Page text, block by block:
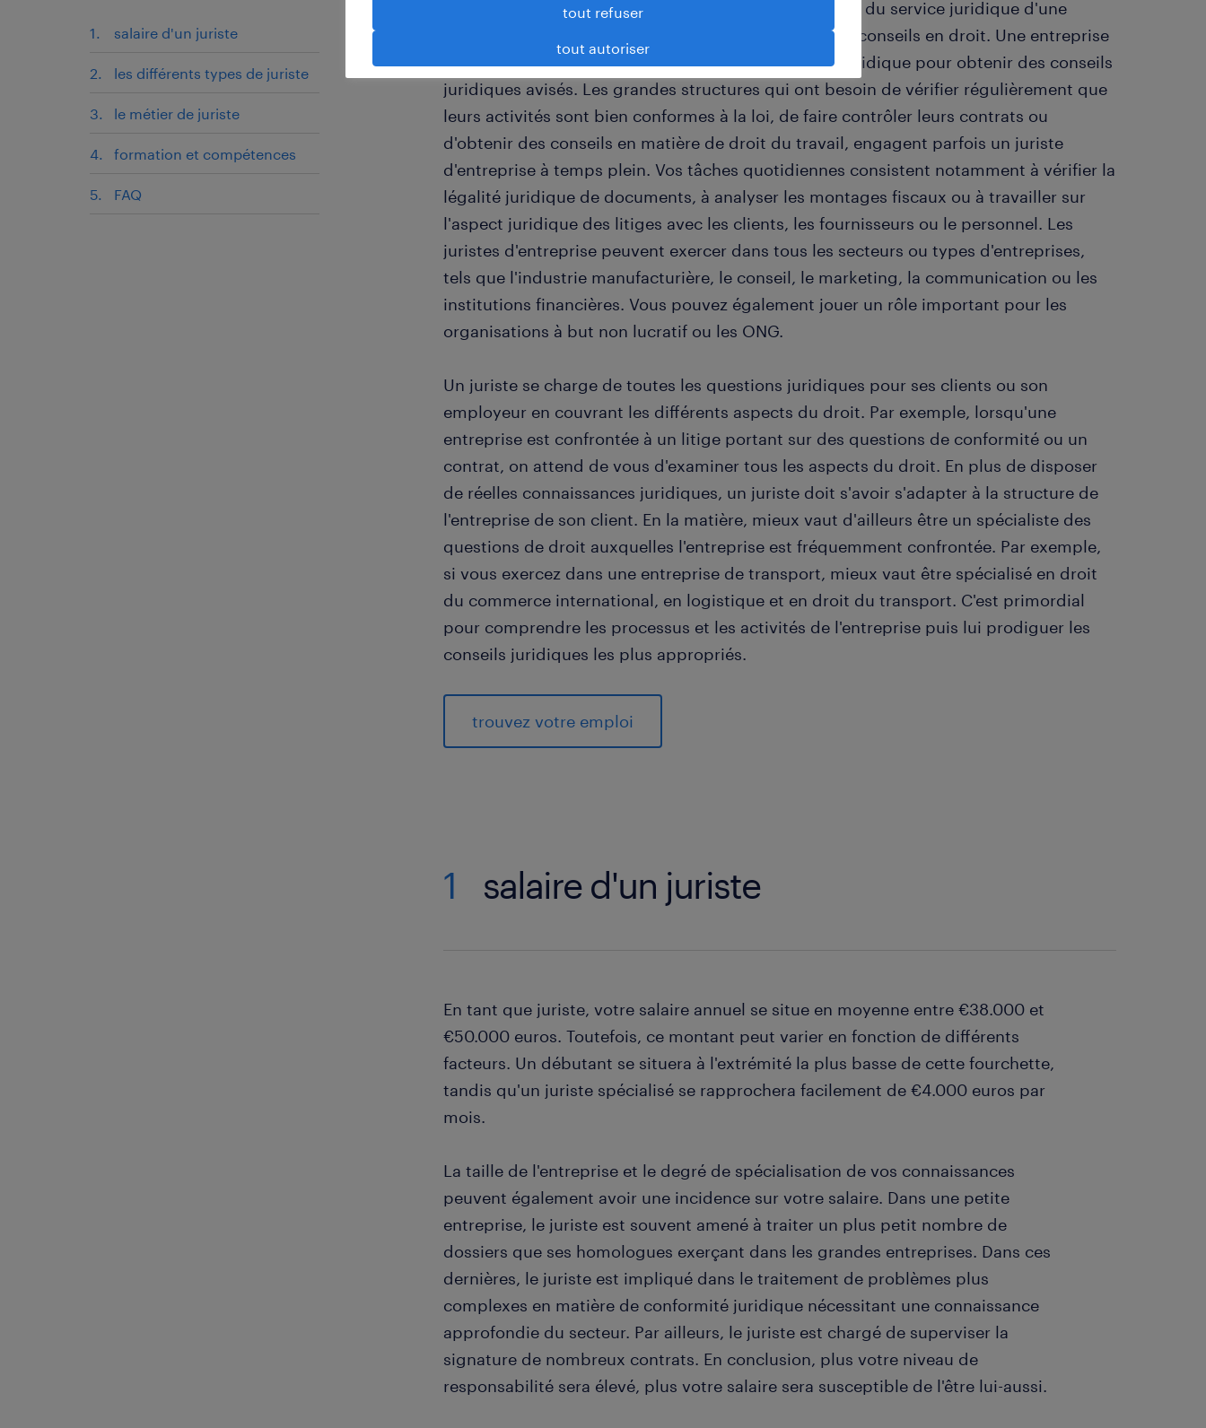
salaire d'un juriste
les différents types de juriste
le métier de juriste
formation et compétences
FAQ
En tant que juriste, vous exercez votre activité au sein du service juridique d'une
entreprise où votre mission consiste à prodiguer des conseils en droit. Une entreprise
peut faire appel à un juriste externe ou à un expert juridique pour obtenir des conseils
juridiques avisés. Les grandes structures qui ont besoin de vérifier régulièrement que
leurs activités sont bien conformes à la loi, de faire contrôler leurs contrats ou
d'obtenir des conseils en matière de droit du travail, engagent parfois un juriste
d'entreprise à temps plein. Vos tâches quotidiennes consistent notamment à vérifier la
légalité juridique de documents, à analyser les montages fiscaux ou à travailler sur
l'aspect juridique des litiges avec les clients, les fournisseurs ou le personnel. Les
juristes d'entreprise peuvent exercer dans tous les secteurs ou types d'entreprises,
tels que l'industrie manufacturière, le conseil, le marketing, la communication ou les
institutions financières. Vous pouvez également jouer un rôle important pour les
organisations à but non lucratif ou les ONG.
Un juriste se charge de toutes les questions juridiques pour ses clients ou son
employeur en couvrant les différents aspects du droit. Par exemple, lorsqu'une
entreprise est confrontée à un litige portant sur des questions de conformité ou un
contrat, on attend de vous d'examiner tous les aspects du droit. En plus de disposer
de réelles connaissances juridiques, un juriste doit s'avoir s'adapter à la structure de
l'entreprise de son client. En la matière, mieux vaut d'ailleurs être un spécialiste des
questions de droit auxquelles l'entreprise est fréquemment confrontée. Par exemple,
si vous exercez dans une entreprise de transport, mieux vaut être spécialisé en droit
du commerce international, en logistique et en droit du transport. C'est primordial
pour comprendre les processus et les activités de l'entreprise puis lui prodiguer les
conseils juridiques les plus appropriés.
trouvez votre emploi
1 salaire d'un juriste
En tant que juriste, votre salaire annuel se situe en moyenne entre €38.000 et
€50.000 euros. Toutefois, ce montant peut varier en fonction de différents
facteurs. Un débutant se situera à l'extrémité la plus basse de cette fourchette,
tandis qu'un juriste spécialisé se rapprochera facilement de €4.000 euros par
mois.
La taille de l'entreprise et le degré de spécialisation de vos connaissances
peuvent également avoir une incidence sur votre salaire. Dans une petite
entreprise, le juriste est souvent amené à traiter un plus petit nombre de
dossiers que ses homologues exerçant dans les grandes entreprises. Dans ces
dernières, le juriste est impliqué dans le traitement de problèmes plus
complexes en matière de conformité juridique nécessitant une connaissance
approfondie du secteur. Par ailleurs, le juriste est chargé de superviser la
signature de nombreux contrats. En conclusion, plus votre niveau de
responsabilité sera élevé, plus votre salaire sera susceptible de l'être lui-aussi.
tout refuser
tout autoriser